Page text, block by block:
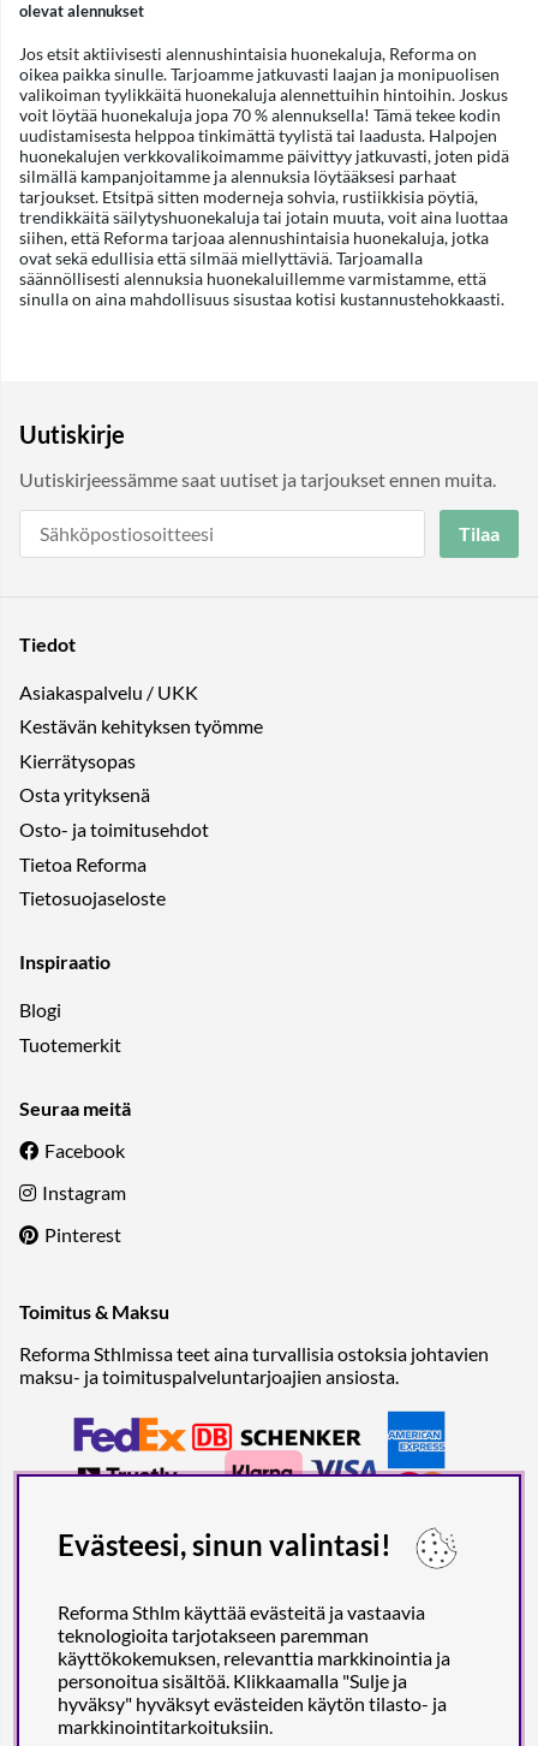
olevat alennukset
Jos etsit aktiivisesti alennushintaisia huonekaluja, Reforma on
oikea paikka sinulle. Tarjoamme jatkuvasti laajan ja monipuolisen
valikoiman tyylikkäitä huonekaluja alennettuihin hintoihin. Joskus
voit löytää huonekaluja jopa 70 % alennuksella! Tämä tekee kodin
uudistamisesta helppoa tinkimättä tyylistä tai laadusta. Halpojen
huonekalujen verkkovalikoimamme päivittyy jatkuvasti, joten pidä
silmällä kampanjoitamme ja alennuksia löytääksesi parhaat
tarjoukset. Etsitpä sitten moderneja sohvia, rustiikkisia pöytiä,
trendikkäitä säilytyshuonekaluja tai jotain muuta, voit aina luottaa
siihen, että Reforma tarjoaa alennushintaisia huonekaluja, jotka
ovat sekä edullisia että silmää miellyttäviä. Tarjoamalla
säännöllisesti alennuksia huonekaluillemme varmistamme, että
sinulla on aina mahdollisuus sisustaa kotisi kustannustehokkaasti.
Uutiskirje
Uutiskirjeessämme saat uutiset ja tarjoukset ennen muita.
Tilaa
Tiedot
Asiakaspalvelu / UKK
Kestävän kehityksen työmme
Kierrätysopas
Osta yrityksenä
Osto- ja toimitusehdot
Tietoa Reforma
Tietosuojaseloste
Inspiraatio
Blogi
Tuotemerkit
Seuraa meitä
Facebook
Instagram
Pinterest
Toimitus & Maksu
Reforma Sthlmissa teet aina turvallisia ostoksia johtavien
maksu- ja toimituspalveluntarjoajien ansiosta.
Evästeesi, sinun valintasi!
Reforma Sthlm käyttää evästeitä ja vastaavia
teknologioita tarjotakseen paremman
käyttökokemuksen, relevanttia markkinointia ja
personoitua sisältöä. Klikkaamalla "Sulje ja
hyväksy" hyväksyt evästeiden käytön tilasto- ja
markkinointitarkoituksiin.